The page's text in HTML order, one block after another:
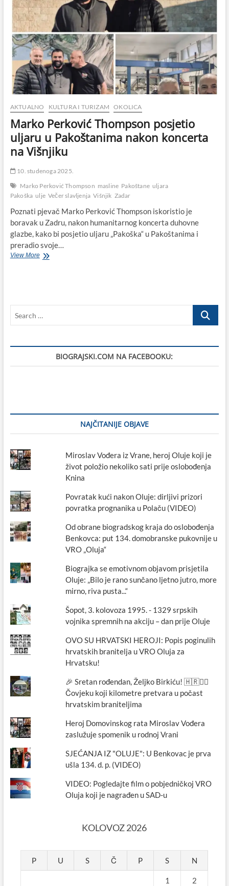
AKTUALNO KULTURA I TURIZAM OKOLICA
Marko Perković Thompson posjetio
uljaru u Pakoštanima nakon koncerta
na Višnjiku
10. studenoga 2025.
Marko Perković Thompson masline Pakoštane uljara
Pakoška ulje Večer slavljenja Višnjik Zadar
Poznati pjevač Marko Perković Thompson iskoristio je
boravak u Zadru, nakon humanitarnog koncerta duhovne
glazbe, kako bi posjetio uljaru „Pakoška“ u Pakoštanima i
preradio svoje…
View MoreMarko
nakon
Višnjiku
Search
BIOGRAJSKI.COM NA FACEBOOKU:
NAJČITANIJE OBJAVE
Miroslav Vođera iz Vrane, heroj Oluje koji je
život položio nekoliko sati prije oslobođenja
Knina
Povratak kući nakon Oluje: dirljivi prizori
povratka prognanika u Polaču (VIDEO)
Od obrane biogradskog kraja do oslobođenja
Benkovca: put 134. domobranske pukovnije u
VRO „Oluja“
Biograjka se emotivnom objavom prisjetila
Oluje: „Bilo je rano sunčano ljetno jutro, more
mirno, riva pusta...“
Šopot, 3. kolovoza 1995. - 1329 srpskih
vojnika spremnih na akciju – dan prije Oluje
OVO SU HRVATSKI HEROJI: Popis poginulih
hrvatskih branitelja u VRO Oluja za
Hrvatsku!
🎉 Sretan rođendan, Željko Birkiću! 🇭🇷🏃‍♂️
Čovjeku koji kilometre pretvara u počast
hrvatskim braniteljima
Heroj Domovinskog rata Miroslav Vođera
zaslužuje spomenik u rodnoj Vrani
SJEĆANJA IZ "OLUJE": U Benkovac je prva
ušla 134. d. p. (VIDEO)
VIDEO: Pogledajte film o pobjedničkoj VRO
Oluja koji je nagrađen u SAD-u
KOLOVOZ 2026
P U S Č P S N
1 2